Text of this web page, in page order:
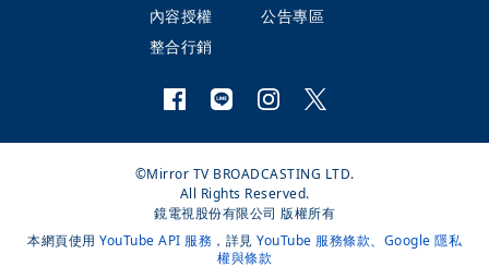
內容授權
公告專區
整合行銷
©Mirror TV BROADCASTING LTD.
All Rights Reserved.
鏡電視股份有限公司 版權所有
本網頁使用 YouTube API 服務 ，詳見 YouTube 服務條款、 Google 隱私
權與條款